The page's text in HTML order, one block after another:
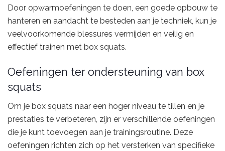
Door opwarmoefeningen te doen, een goede opbouw te
hanteren en aandacht te besteden aan je techniek, kun je
veelvoorkomende blessures vermijden en veilig en
effectief trainen met box squats.
Oefeningen ter ondersteuning van box
squats
Om je box squats naar een hoger niveau te tillen en je
prestaties te verbeteren, zijn er verschillende oefeningen
die je kunt toevoegen aan je trainingsroutine. Deze
oefeningen richten zich op het versterken van specifieke